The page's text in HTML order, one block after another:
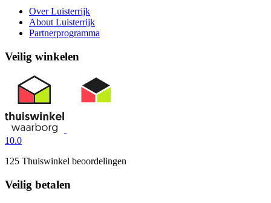
Over Luisterrijk
About Luisterrijk
Partnerprogramma
Veilig winkelen
10.0
125 Thuiswinkel beoordelingen
Veilig betalen